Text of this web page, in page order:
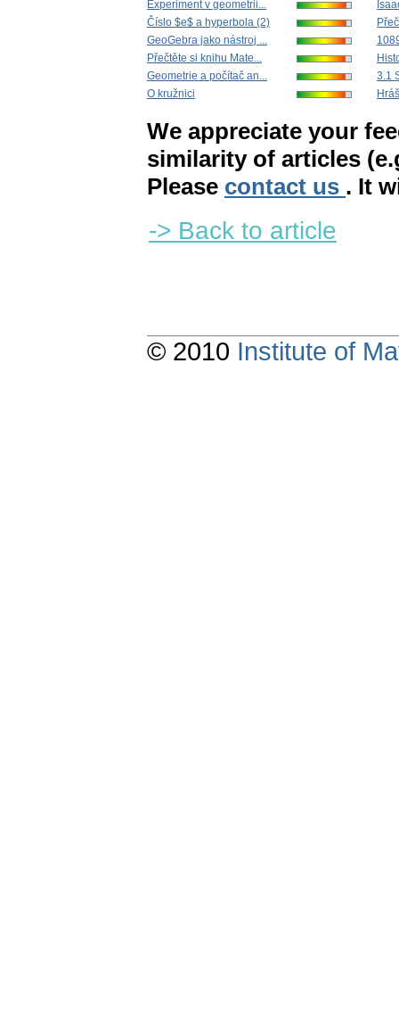
Experiment v geometrii...
Číslo $e$ a hyperbola (2)
GeoGebra jako nástroj ...
Přečtěte si knihu Mate...
Geometrie a počítač an...
O kružnici
3.1
We appreciate your
similarity of articles
Please contact us . It
-> Back to article
© 2010 Institute of